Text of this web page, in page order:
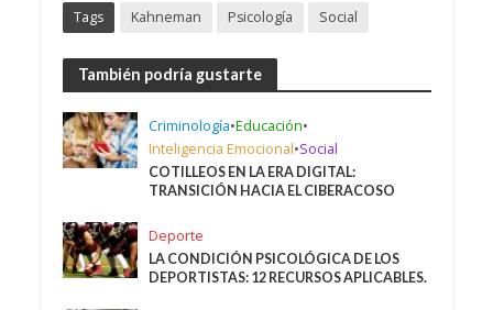
Tags Kahneman Psicología Social
También podría gustarte
Criminología•Educación•
Inteligencia Emocional•Social
COTILLEOS EN LA ERA DIGITAL:
TRANSICIÓN HACIA EL CIBERACOSO
Deporte
LA CONDICIÓN PSICOLÓGICA DE LOS
DEPORTISTAS: 12 RECURSOS APLICABLES.